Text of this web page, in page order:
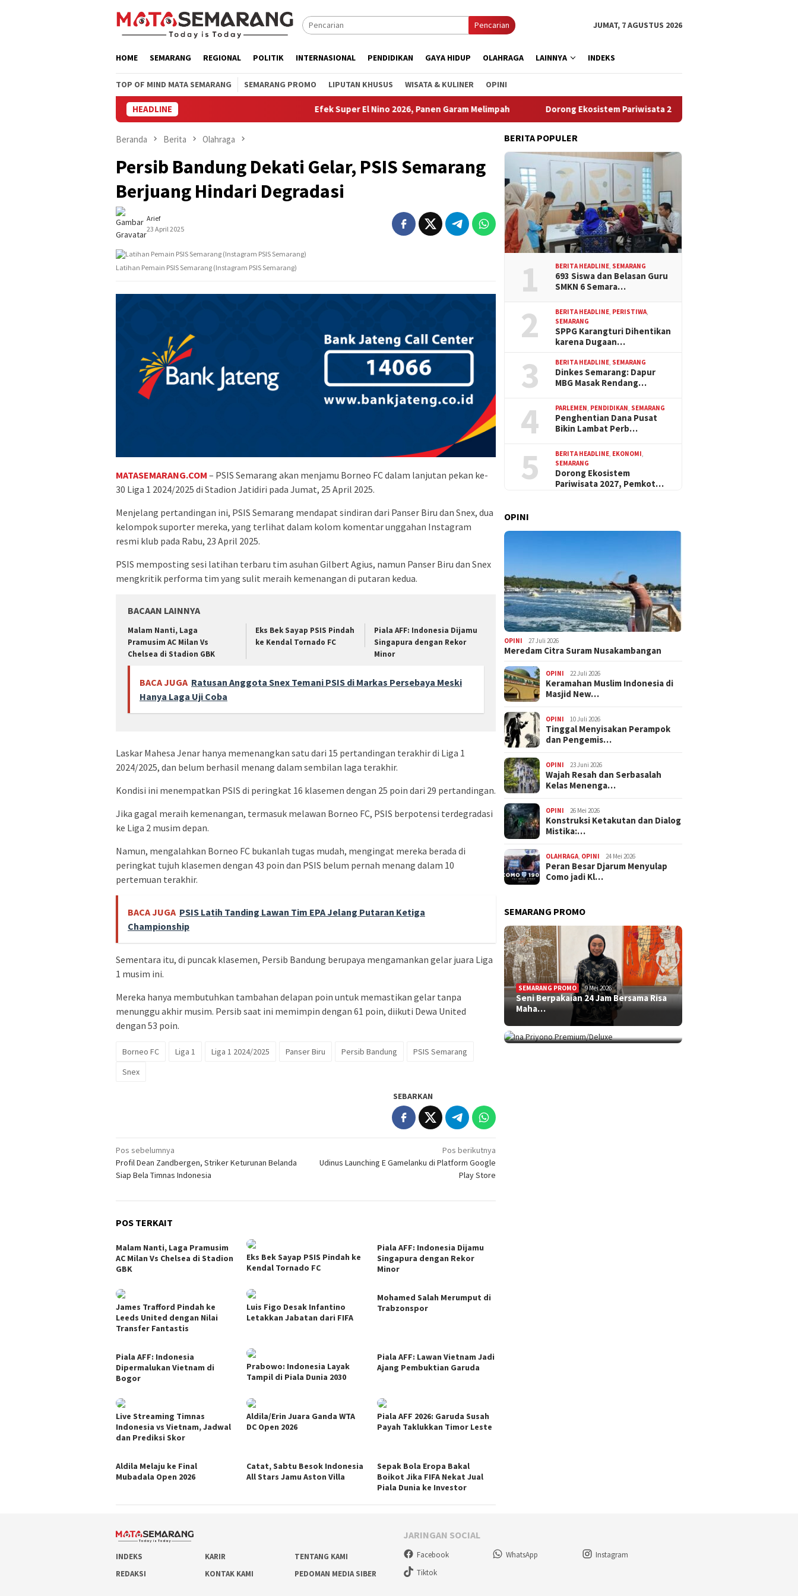
Pencarian JUMAT, 7 AGUSTUS 2026
HOME SEMARANG REGIONAL POLITIK INTERNASIONAL PENDIDIKAN GAYA HIDUP OLAHRAGA LAINNYA INDEKS
TOP OF MIND MATA SEMARANG SEMARANG PROMO LIPUTAN KHUSUS WISATA & KULINER OPINI
HEADLINE Efek Super El Nino 2026, Panen Garam Melimpah Dorong Ekosistem Pariwisata 2027, Pemkot Semarang Siapkan “Quick
Beranda Berita Olahraga
Persib Bandung Dekati Gelar, PSIS Semarang
Berjuang Hindari Degradasi
Arief
23 April 2025
Latihan Pemain PSIS Semarang (Instagram PSIS Semarang)
MATASEMARANG.COM – PSIS Semarang akan menjamu Borneo FC dalam lanjutan pekan ke-
30 Liga 1 2024/2025 di Stadion Jatidiri pada Jumat, 25 April 2025.
Menjelang pertandingan ini, PSIS Semarang mendapat sindiran dari Panser Biru dan Snex, dua
kelompok suporter mereka, yang terlihat dalam kolom komentar unggahan Instagram
resmi klub pada Rabu, 23 April 2025.
PSIS memposting sesi latihan terbaru tim asuhan Gilbert Agius, namun Panser Biru dan Snex
mengkritik performa tim yang sulit meraih kemenangan di putaran kedua.
BACAAN LAINNYA
Malam Nanti, Laga
Pramusim AC Milan Vs
Chelsea di Stadion GBK
Eks Bek Sayap PSIS Pindah
ke Kendal Tornado FC
Piala AFF: Indonesia Dijamu
Singapura dengan Rekor
Minor
BACA JUGA Ratusan Anggota Snex Temani PSIS di Markas Persebaya Meski
Hanya Laga Uji Coba
Laskar Mahesa Jenar hanya memenangkan satu dari 15 pertandingan terakhir di Liga 1
2024/2025, dan belum berhasil menang dalam sembilan laga terakhir.
Kondisi ini menempatkan PSIS di peringkat 16 klasemen dengan 25 poin dari 29 pertandingan.
Jika gagal meraih kemenangan, termasuk melawan Borneo FC, PSIS berpotensi terdegradasi
ke Liga 2 musim depan.
Namun, mengalahkan Borneo FC bukanlah tugas mudah, mengingat mereka berada di
peringkat tujuh klasemen dengan 43 poin dan PSIS belum pernah menang dalam 10
pertemuan terakhir.
BACA JUGA PSIS Latih Tanding Lawan Tim EPA Jelang Putaran Ketiga
Championship
Sementara itu, di puncak klasemen, Persib Bandung berupaya mengamankan gelar juara Liga
1 musim ini.
Mereka hanya membutuhkan tambahan delapan poin untuk memastikan gelar tanpa
menunggu akhir musim. Persib saat ini memimpin dengan 61 poin, diikuti Dewa United
dengan 53 poin.
Borneo FC Liga 1 Liga 1 2024/2025 Panser Biru Persib Bandung
PSIS Semarang
Snex
SEBARKAN
Navigasi
pos
Pos sebelumnya
Profil Dean Zandbergen, Striker Keturunan Belanda
Siap Bela Timnas Indonesia
Pos berikutnya
Udinus Launching E Gamelanku di Platform Google
Play Store
POS TERKAIT
Malam Nanti, Laga Pramusim
AC Milan Vs Chelsea di Stadion
GBK
Eks Bek Sayap PSIS Pindah ke
Kendal Tornado FC
Piala AFF: Indonesia Dijamu
Singapura dengan Rekor
Minor
James Trafford Pindah ke
Leeds United dengan Nilai
Transfer Fantastis
Luis Figo Desak Infantino
Letakkan Jabatan dari FIFA
Mohamed Salah Merumput di
Trabzonspor
Piala AFF: Indonesia
Dipermalukan Vietnam di
Bogor
Prabowo: Indonesia Layak
Tampil di Piala Dunia 2030
Piala AFF: Lawan Vietnam Jadi
Ajang Pembuktian Garuda
Live Streaming Timnas
Indonesia vs Vietnam, Jadwal
dan Prediksi Skor
Aldila/Erin Juara Ganda WTA
DC Open 2026
Piala AFF 2026: Garuda Susah
Payah Taklukkan Timor Leste
Aldila Melaju ke Final
Mubadala Open 2026
Catat, Sabtu Besok Indonesia
All Stars Jamu Aston Villa
Sepak Bola Eropa Bakal
Boikot Jika FIFA Nekat Jual
Piala Dunia ke Investor
BERITA POPULER
1 BERITA HEADLINE SEMARANG
693 Siswa dan Belasan Guru
SMKN 6 Semara…
2 BERITA HEADLINE PERISTIWA
SEMARANG
SPPG Karangturi Dihentikan
karena Dugaan…
3 BERITA HEADLINE SEMARANG
Dinkes Semarang: Dapur
MBG Masak Rendang…
4 PARLEMEN PENDIDIKAN SEMARANG
Penghentian Dana Pusat
Bikin Lambat Perb…
5 BERITA HEADLINE EKONOMI
SEMARANG
Dorong Ekosistem
Pariwisata 2027, Pemkot…
OPINI
OPINI 27 Juli 2026
Meredam Citra Suram Nusakambangan
OPINI 22 Juli 2026
Keramahan Muslim Indonesia di
Masjid New…
OPINI 10 Juli 2026
Tinggal Menyisakan Perampok
dan Pengemis…
OPINI 23 Juni 2026
Wajah Resah dan Serbasalah
Kelas Menenga…
OPINI 26 Mei 2026
Konstruksi Ketakutan dan Dialog
Mistika:…
OLAHRAGA OPINI 24 Mei 2026
Peran Besar Djarum Menyulap
Como jadi Kl…
SEMARANG PROMO
SEMARANG PROMO 9 Mei 2026
Seni Berpakaian 24 Jam Bersama Risa
Maha…
SEMARANG PROMO 5 Mei 2026
Intip Koleksi Ina Priyono, Jenama
Fesyen…
INDEKS KARIR
TENTANG KAMI
REDAKSI
KONTAK KAMI PEDOMAN MEDIA SIBER
JARINGAN SOCIAL
Facebook WhatsApp
Instagram
Tiktok